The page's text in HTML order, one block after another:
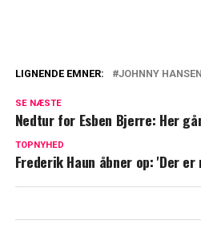
udfordring"
nytårsfortsæt: Det
LIGNENDE EMNER: JOHNNY HANSEN
SE NÆSTE
Nedtur for Esben Bjerre: Her
TOPNYHED
Frederik Haun åbner op: 'Der